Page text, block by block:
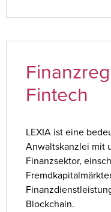
Fintech
LEXIA ist eine
Anwaltskanzlei mit
Finanzsektor,
Blockchain.